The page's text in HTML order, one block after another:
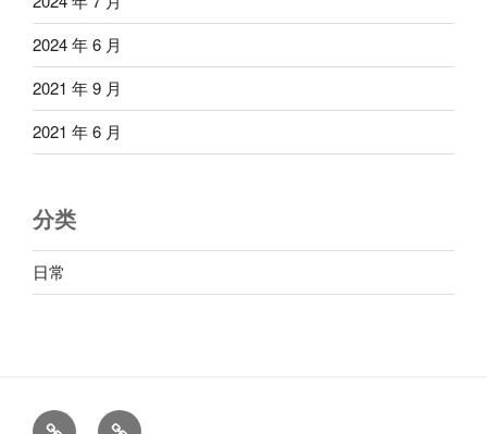
2024 年 6 月
2021 年 9 月
2021 年 6 月
分类
日常
首 2ch